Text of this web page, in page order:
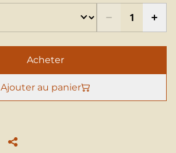
Acheter
Ajouter au panier